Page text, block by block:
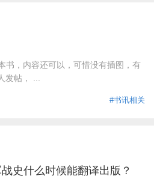
书，内容还可以，可惜没有插图，有
帖， ...
#书讯相关
史什么时候能翻译出版？